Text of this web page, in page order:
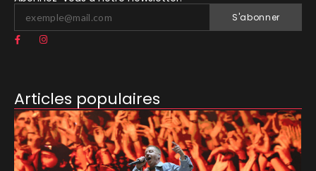
S'abonner
Articles populaires